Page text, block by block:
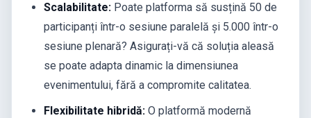
Scalabilitate: Poate platforma să susțină 50 de
participanți într-o sesiune paralelă și 5.000 într-o
sesiune plenară? Asigurați-vă că soluția aleasă
se poate adapta dinamic la dimensiunea
evenimentului, fără a compromite calitatea.
Flexibilitate hibridă: O platformă modernă